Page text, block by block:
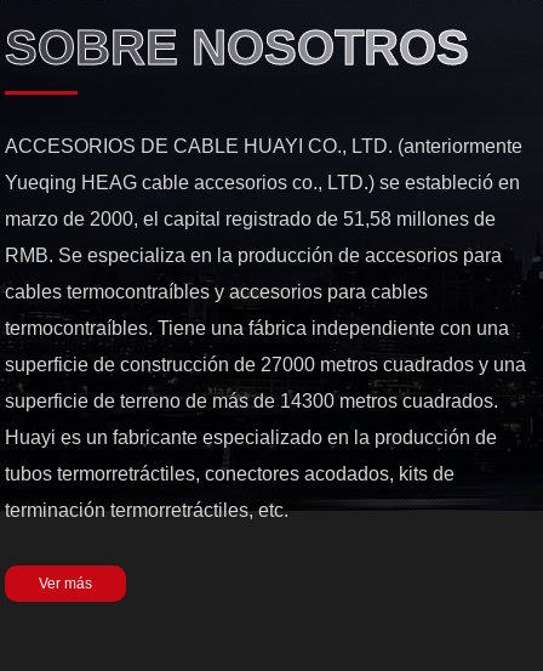
SOBRE NOSOTROS
ACCESORIOS DE CABLE HUAYI CO., LTD. (anteriormente
Yueqing HEAG cable accesorios co., LTD.) se estableció en
marzo de 2000, el capital registrado de 51,58 millones de
RMB. Se especializa en la producción de accesorios para
cables termocontraíbles y accesorios para cables
termocontraíbles. Tiene una fábrica independiente con una
superficie de construcción de 27000 metros cuadrados y una
superficie de terreno de más de 14300 metros cuadrados.
Huayi es un fabricante especializado en la producción de
tubos termorretráctiles, conectores acodados, kits de
terminación termorretráctiles, etc.
Ver más